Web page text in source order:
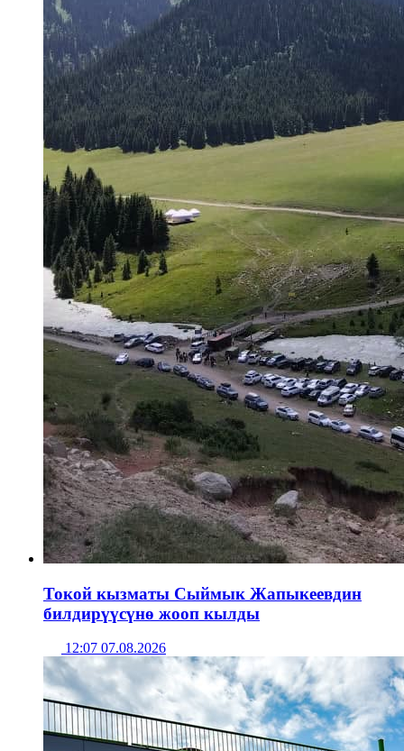
Токой кызматы Сыймык Жапыкеевдин
билдирүүсүнө жооп кылды
12:07 07.08.2026